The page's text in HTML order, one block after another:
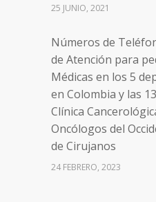
de Cirujanos
25 JUNIO, 2021
Números de
de Atención para
Médicas en los 5
en Colombia y las
Clínica
Oncólogos del
de Cirujanos
24 FEBRERO, 2023